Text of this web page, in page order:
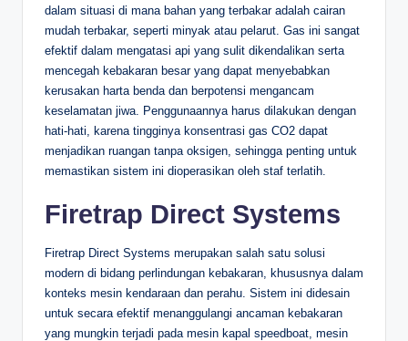
dalam situasi di mana bahan yang terbakar adalah cairan
mudah terbakar, seperti minyak atau pelarut. Gas ini sangat
efektif dalam mengatasi api yang sulit dikendalikan serta
mencegah kebakaran besar yang dapat menyebabkan
kerusakan harta benda dan berpotensi mengancam
keselamatan jiwa. Penggunaannya harus dilakukan dengan
hati-hati, karena tingginya konsentrasi gas CO2 dapat
menjadikan ruangan tanpa oksigen, sehingga penting untuk
memastikan sistem ini dioperasikan oleh staf terlatih.
Firetrap Direct Systems
Firetrap Direct Systems merupakan salah satu solusi
modern di bidang perlindungan kebakaran, khususnya dalam
konteks mesin kendaraan dan perahu. Sistem ini didesain
untuk secara efektif menanggulangi ancaman kebakaran
yang mungkin terjadi pada mesin kapal speedboat, mesin